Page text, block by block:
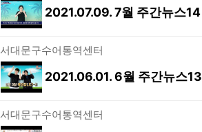
2021.07.09. 7월 주간뉴스14
서대문구수어통역센터
2021.06.01. 6월 주간뉴스13
서대문구수어통역센터